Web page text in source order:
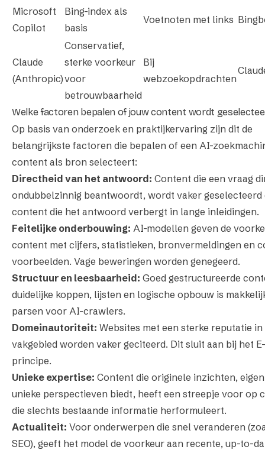
Microsoft
Copilot
Bing-index als
basis
Voetnoten met links
Claude
(Anthropic)
Conservatief,
sterke voorkeur
voor
betrouwbaarheid
Bij
webzoekopdrachten
Welke factoren bepalen of jouw content wordt
Op basis van onderzoek en praktijkervaring zijn dit de
belangrijkste factoren die bepalen of een AI-
content als bron selecteert:
Directheid van het antwoord: Content die een vraag
ondubbelzinnig beantwoordt, wordt vaker geselecteerd
content die het antwoord verbergt in lange inleidingen.
Feitelijke onderbouwing: AI-modellen geven de
content met cijfers, statistieken, bronvermeldingen en
voorbeelden. Vage beweringen worden genegeerd.
Structuur en leesbaarheid: Goed gestructureerde
duidelijke koppen, lijsten en logische opbouw is
parsen voor AI-crawlers.
Domeinautoriteit: Websites met een sterke reputatie in
vakgebied worden vaker geciteerd. Dit sluit aan bij het
principe.
Unieke expertise: Content die originele inzichten,
unieke perspectieven biedt, heeft een streepje voor op
die slechts bestaande informatie herformuleert.
Actualiteit: Voor onderwerpen die snel veranderen
SEO), geeft het model de voorkeur aan recente, up-to-